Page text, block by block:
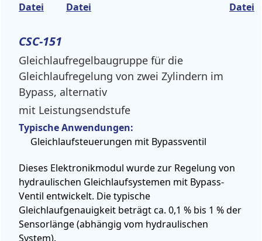
Datei Datei Datei
CSC-151
Gleichlaufregelbaugruppe für die
Gleichlaufregelung von zwei Zylindern im
Bypass, alternativ
mit Leistungsendstufe
Typische Anwendungen:
Gleichlaufsteuerungen mit Bypassventil
Dieses Elektronikmodul wurde zur Regelung von
hydraulischen Gleichlaufsystemen mit Bypass-
Ventil entwickelt. Die typische
Gleichlaufgenauigkeit beträgt ca. 0,1 % bis 1 % der
Sensorlänge (abhängig vom hydraulischen
System).